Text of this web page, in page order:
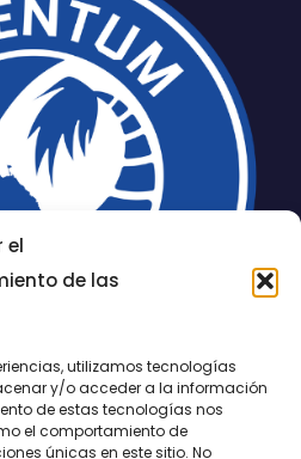
el
de las
utilizamos tecnologías
y/o acceder a la información
de estas tecnologías nos
el comportamiento de
únicas en este sitio. No